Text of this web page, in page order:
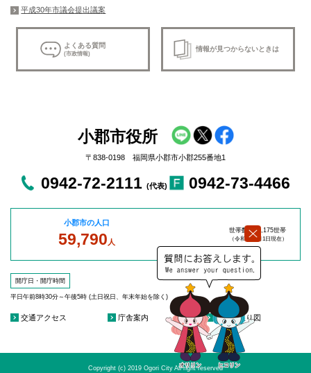
平成30年市議会提出議案
よくある質問
(市政情報)
情報が見つからないときは
小郡市役所
〒838-0198 福岡県小郡市小郡255番地1
0942-72-2111 (代表) 0942-73-4466
小郡市の人口
59,790 人
世帯数：27,175世帯
（令和8年8月1日現在）
開庁日・開庁時間
平日午前8時30分～午後5時 (土日祝日、年末年始を除く)
交通アクセス 庁舎案内 庁舎見取り図
Copyright (c) 2019 Ogori City All right reserved